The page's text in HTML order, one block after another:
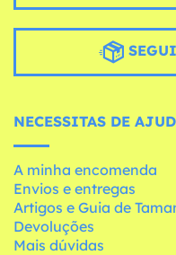
NECESSITAS DE
A minha encomenda
Envios e entregas
Artigos e Guia de
Devoluções
Mais dúvidas